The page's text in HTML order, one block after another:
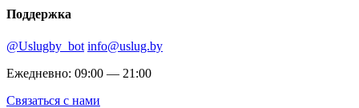
Поддержка
@Uslugby_bot info@uslug.by
Ежедневно: 09:00 — 21:00
Связаться с нами